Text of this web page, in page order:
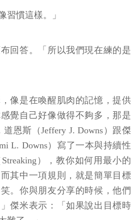
習慣這樣。」
布回答。「所以我們現在練的是
像是在喚醒肌肉的記憶，提供
覺自己好像做得不夠多，那是
恩斯（Jeffery J. Downs）跟傑
L. Downs）寫了一本與持續性
），教你如何用最小的
其中一項規則，就是簡單目標
。你與朋友分享的時候，他們
傑米表示：「如果說出目標時